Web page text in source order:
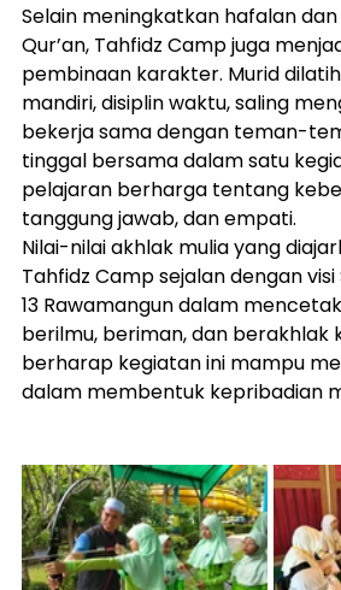
Selain meningkatkan hafalan
Qur’an, Tahfidz Camp juga
pembinaan karakter. Murid
mandiri, disiplin waktu, saling
bekerja sama dengan teman-
tinggal bersama dalam satu
pelajaran berharga tentang
tanggung jawab, dan empati.
Nilai-nilai akhlak mulia yang
Tahfidz Camp sejalan dengan visi
13 Rawamangun dalam
berilmu, beriman, dan berakhlak
berharap kegiatan ini mampu
dalam membentuk kepribadian